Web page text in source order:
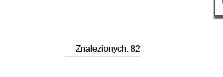
Znalezionych: 82